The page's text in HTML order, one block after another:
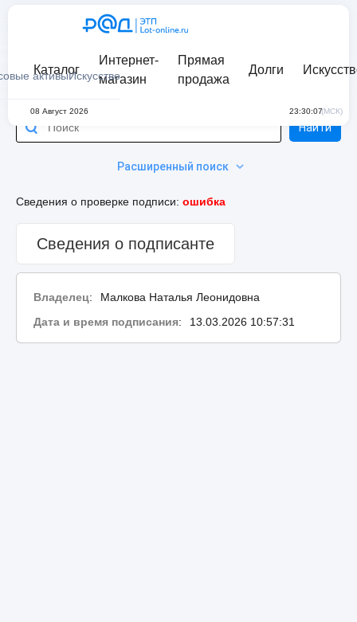
активыИскусство
Каталог
Интернет-
магазин
Прямая
продажа
Долги
08 Август 2026 23:30:07(МСК)
Расширенный поиск
Найти
Сведения о проверке подписи: ошибка
Сведения о подписанте
Владелец:
Малкова Наталья Леонидовна
Дата и время подписания: 13.03.2026 10:57:31